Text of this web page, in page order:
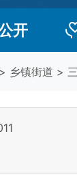
开
> 乡镇街道 >